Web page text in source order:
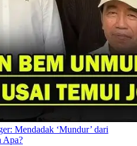
Mendadak ‘Mundur’ dari
Apa?